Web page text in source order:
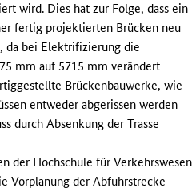
wird. Dies hat zur Folge, dass ein
fertig projektierten Brücken neu
da bei Elektrifizierung die
mm auf 5715 mm verändert
Brückenbauwerke, wie
entweder abgerissen werden
durch Absenkung der Trasse
der Hochschule für Verkehrswesen
Vorplanung der Abfuhrstrecke